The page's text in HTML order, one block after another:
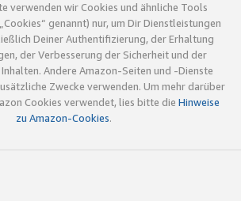
verwenden wir Cookies und ähnliche Tools
genannt) nur, um Dir Dienstleistungen
Deiner Authentifizierung, der Erhaltung
der Verbesserung der Sicherheit und der
Andere Amazon-Seiten und -Dienste
Zwecke verwenden. Um mehr darüber
Cookies verwendet, lies bitte die Hinweise
zu Amazon-Cookies.